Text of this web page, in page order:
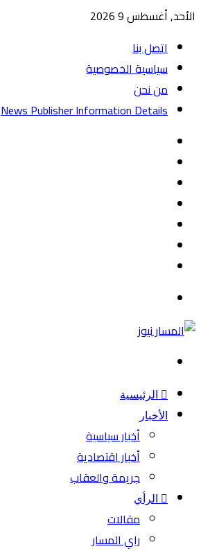
الأحد, أغسطس 9 2026
اتصل بنا
سياسية الخصوصية
من نحن
News Publisher Information Details
الرئيسية
الأخبار
أخبار سياسية
أخبار اقتصادية
جريمة والعقاب
الرأي
مقالات
راي المسار